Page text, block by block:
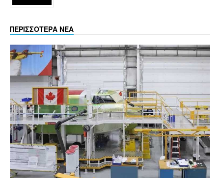
ΠΕΡΙΣΣΟΤΕΡΑ ΝΕΑ